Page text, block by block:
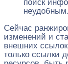
поиск
неудобным.
Сейчас
изменений и
внешних
только ссылки